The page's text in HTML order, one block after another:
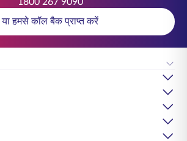
1800 267 9090
या हमसे कॉल बैक प्राप्त करें